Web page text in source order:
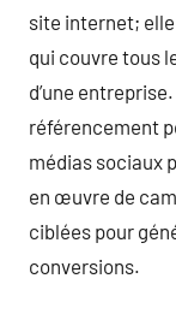
site internet;
qui couvre tous
d’une
référencement
médias sociaux
en œuvre de
ciblées pour
conversions.